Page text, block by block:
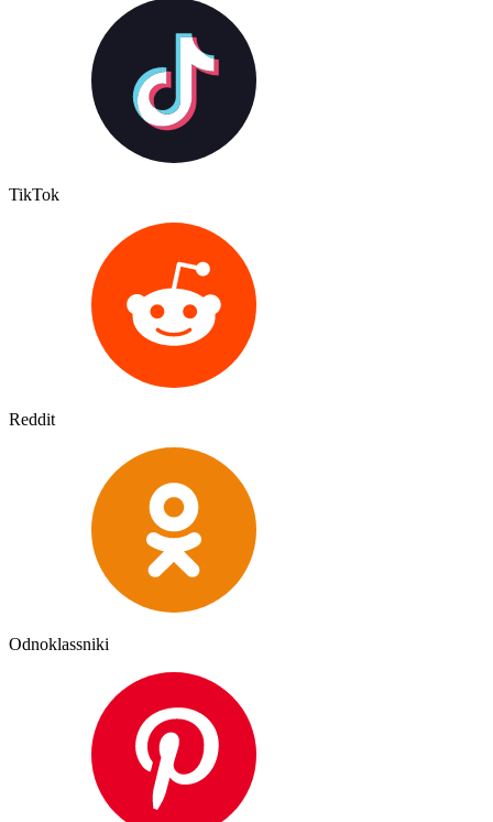
TikTok
Reddit
Odnoklassniki